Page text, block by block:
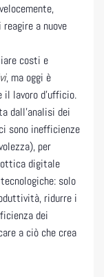
a nuove
costi e
, ma oggi è
il lavoro d’ufficio.
dall’analisi dei
sono inefficienze
per
digitale
solo
ridurre i
dei
a ciò che crea